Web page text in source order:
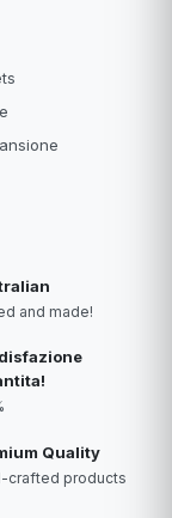
and made!
Quality
crafted products